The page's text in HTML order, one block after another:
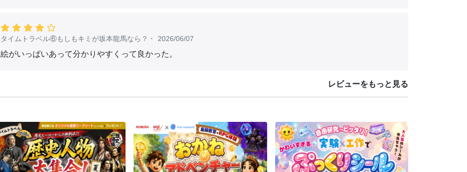
タイムトラベル⑥もしもキミが坂本龍馬なら？ ・ 2026/06/07
絵がいっぱいあって分かりやすくって良かった。
レビューをもっと見る